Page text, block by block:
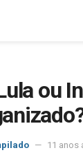
ou
11 anos